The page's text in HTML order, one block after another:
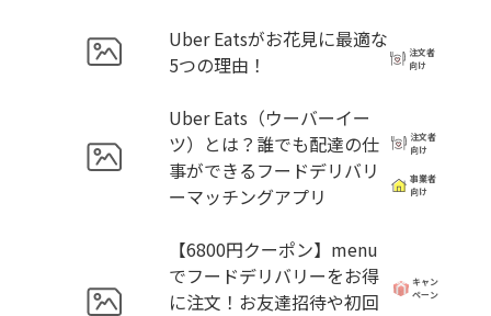
Uber Eatsがお花見に最適な
5つの理由！
注文者
向け
Uber Eats（ウーバーイー
ツ）とは？誰でも配達の仕
事ができるフードデリバリ
ーマッチングアプリ
注文者
向け
事業者
向け
【6800円クーポン】menu
でフードデリバリーをお得
に注文！お友達招待や初回
キャン
ペーン